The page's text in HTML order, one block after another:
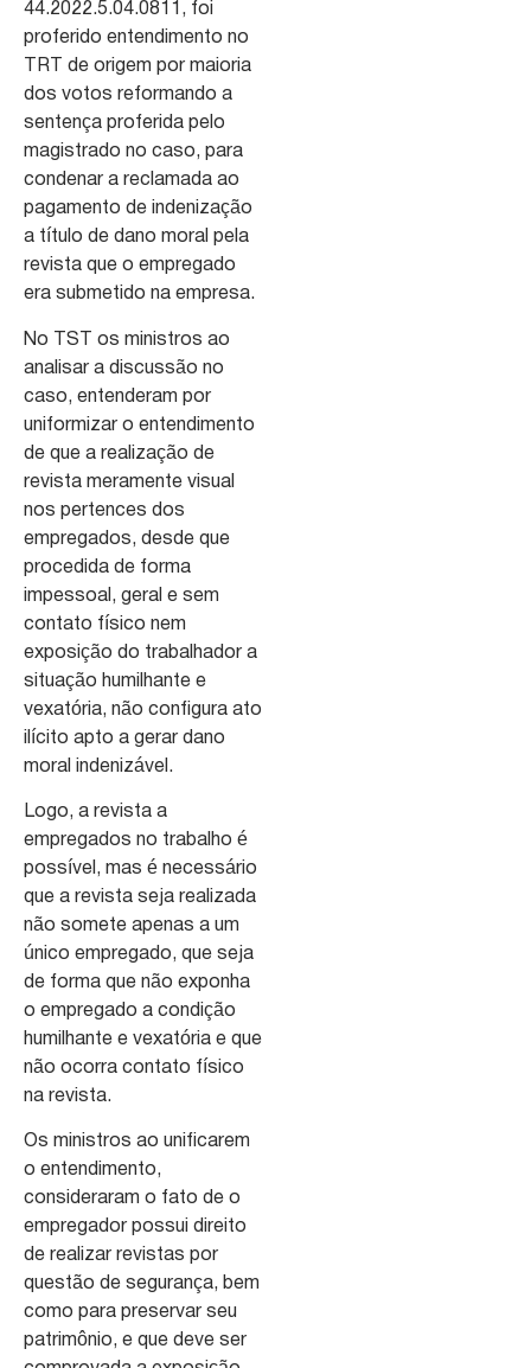
44.2022.5.04.0811, foi
proferido entendimento no
TRT de origem por maioria
dos votos reformando a
sentença proferida pelo
magistrado no caso, para
condenar a reclamada ao
pagamento de indenização
a título de dano moral pela
revista que o empregado
era submetido na empresa.
No TST os ministros ao
analisar a discussão no
caso, entenderam por
uniformizar o entendimento
de que a realização de
revista meramente visual
nos pertences dos
empregados, desde que
procedida de forma
impessoal, geral e sem
contato físico nem
exposição do trabalhador a
situação humilhante e
vexatória, não configura ato
ilícito apto a gerar dano
moral indenizável.
Logo, a revista a
empregados no trabalho é
possível, mas é necessário
que a revista seja realizada
não somete apenas a um
único empregado, que seja
de forma que não exponha
o empregado a condição
humilhante e vexatória e que
não ocorra contato físico
na revista.
Os ministros ao unificarem
o entendimento,
consideraram o fato de o
empregador possui direito
de realizar revistas por
questão de segurança, bem
como para preservar seu
patrimônio, e que deve ser